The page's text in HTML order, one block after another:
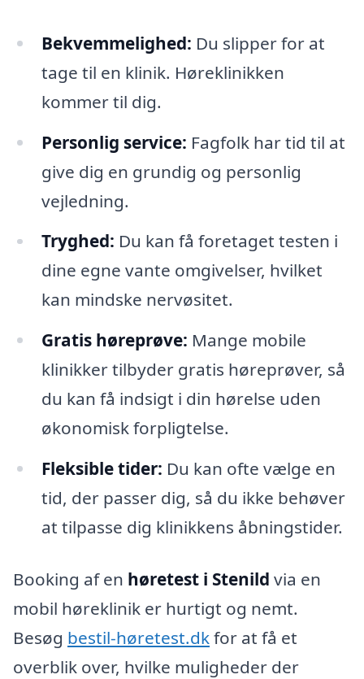
Bekvemmelighed: Du slipper for at
tage til en klinik. Høreklinikken
kommer til dig.
Personlig service: Fagfolk har tid til at
give dig en grundig og personlig
vejledning.
Tryghed: Du kan få foretaget testen i
dine egne vante omgivelser, hvilket
kan mindske nervøsitet.
Gratis høreprøve: Mange mobile
klinikker tilbyder gratis høreprøver, så
du kan få indsigt i din hørelse uden
økonomisk forpligtelse.
Fleksible tider: Du kan ofte vælge en
tid, der passer dig, så du ikke behøver
at tilpasse dig klinikkens åbningstider.
Booking af en høretest i Stenild via en
mobil høreklinik er hurtigt og nemt.
Besøg bestil-høretest.dkfor at få et
overblik over, hvilke muligheder der